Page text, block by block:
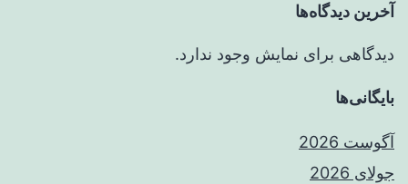
آخرین دیدگاه‌ها
دیدگاهی برای نمایش وجود ندارد.
بایگانی‌ها
آگوست 2026
جولای 2026